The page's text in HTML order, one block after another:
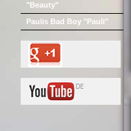
"Beauty"
Paulis Bad Boy "Pauli"